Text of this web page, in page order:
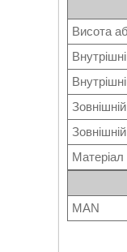
Висота
Матеріал
MAN